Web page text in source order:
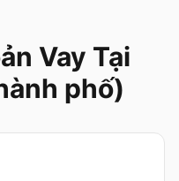
Vay Tại
phố)